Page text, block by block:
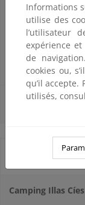
Casco Vello-
Teléfono: 886 218
E-mail:
Otras
Camping Illas Cíes
Informations
utilise des
l’utilisateur
expérience
de
cookies ou,
qu’il accepte.
utilisés,